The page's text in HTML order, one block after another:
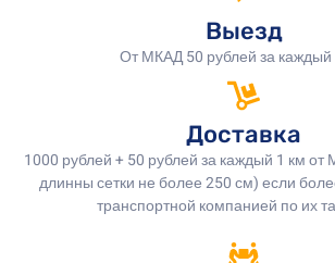
Выезд
От МКАД 50 рублей за каждый
Доставка
1000 рублей + 50 рублей за каждый 1 км
длинны сетки не более 250 см) если
транспортной компанией по их